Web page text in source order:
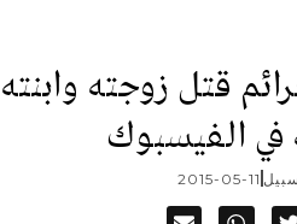
قتل زوجته وابنته
الفيسبوك
2015-05-11